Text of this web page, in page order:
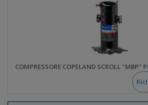
COMPRESSORE COPELAND SCROLL "MBP"